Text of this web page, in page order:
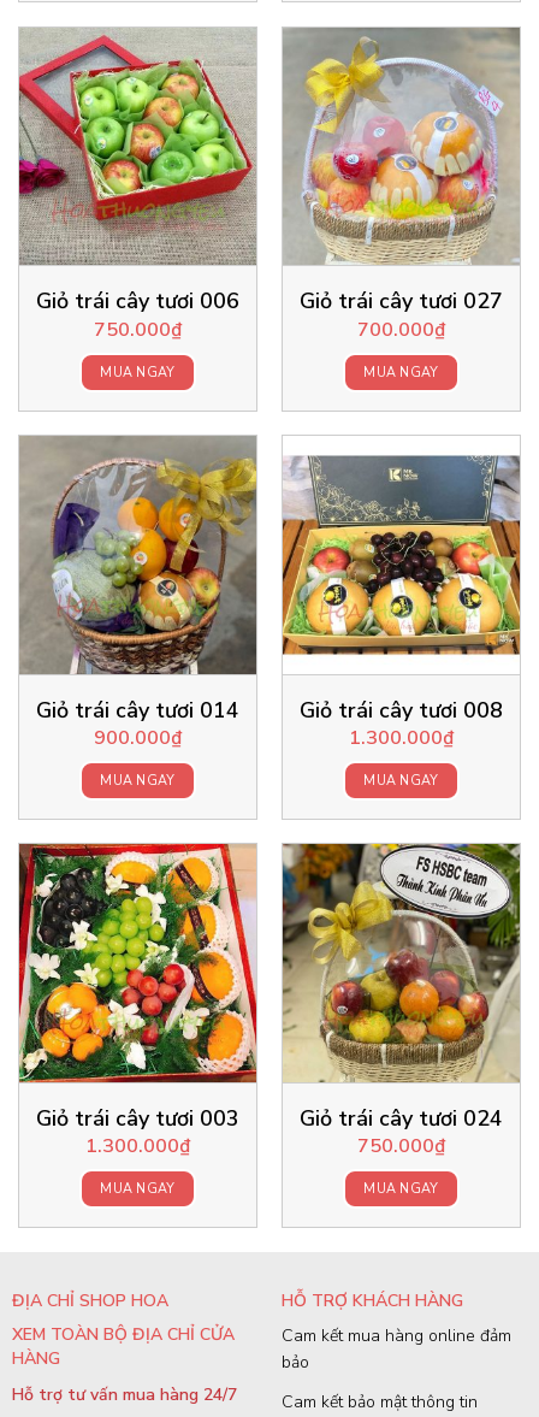
Giỏ trái cây tươi 006
750.000₫
MUA NGAY
Giỏ trái cây tươi 027
700.000₫
MUA NGAY
Giỏ trái cây tươi 014
900.000₫
MUA NGAY
Giỏ trái cây tươi 008
1.300.000₫
MUA NGAY
Giỏ trái cây tươi 003
1.300.000₫
MUA NGAY
Giỏ trái cây tươi 024
750.000₫
MUA NGAY
ĐỊA CHỈ SHOP HOA
XEM TOÀN BỘ ĐỊA CHỈ CỬA
HÀNG
Hỗ trợ tư vấn mua hàng 24/7
HỖ TRỢ KHÁCH HÀNG
Cam kết mua hàng online đảm
bảo
Cam kết bảo mật thông tin